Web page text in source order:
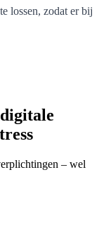
lossen, zodat er bij
– wel